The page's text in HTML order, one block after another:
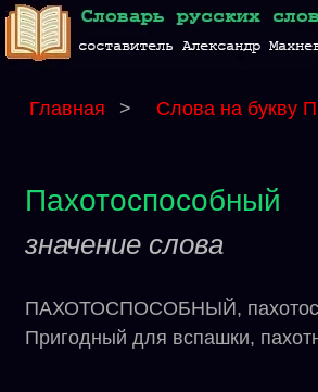
Главная > Слова на букву П
Пахотоспособный
значение слова
ПАХОТОСПОСОБНЫЙ,
Пригодный для вспашки,